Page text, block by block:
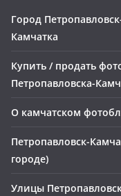
Город
Камчатка
Купить / продать
Петропавловска-
О камчатском
Петропавловск-
городе)
Улицы